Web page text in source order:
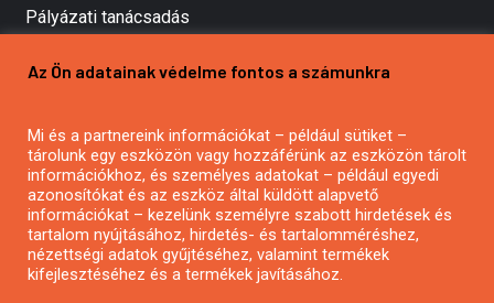
Pályázati tanácsadás
Mezőgazdasági pályázatírás
Pályázatírás civil szervezeteknek
Pályázatírás önkormányzatoknak
Pályázatfigyelés
Specifikus pályázatfigyelés vagy hírlevél
Az Ön adatainak védelme fontos a számunkra
Mi és a partnereink információkat – például sütiket –
tárolunk egy eszközön vagy hozzáférünk az eszközön tárolt
információkhoz, és személyes adatokat – például egyedi
azonosítókat és az eszköz által küldött alapvető
információkat – kezelünk személyre szabott hirdetések és
tartalom nyújtásához, hirdetés- és tartalomméréshez,
nézettségi adatok gyűjtéséhez, valamint termékek
kifejlesztéséhez és a termékek javításához.